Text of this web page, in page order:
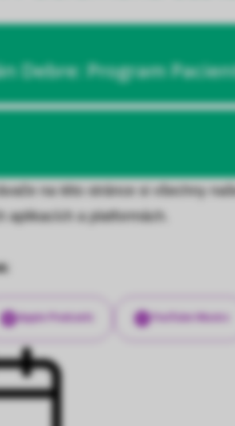
na této stránce si všechny
aplikacích a platformách.